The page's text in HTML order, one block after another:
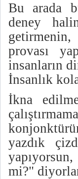
Bu arada
deney
provası
insanların
İnsanlık
İkna
yazdık
mi?"